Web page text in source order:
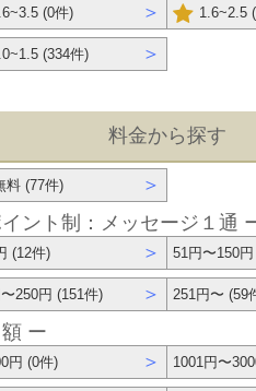
(0件) ＞ 1.6~2.5
(334件) ＞
料金から探す
料 (77件)
＞
ント制：メッセージ１通
(12件) ＞ 51円〜150
250円 (151件) ＞ 251円〜 (59
ー
円 (0件) ＞ 1001円〜